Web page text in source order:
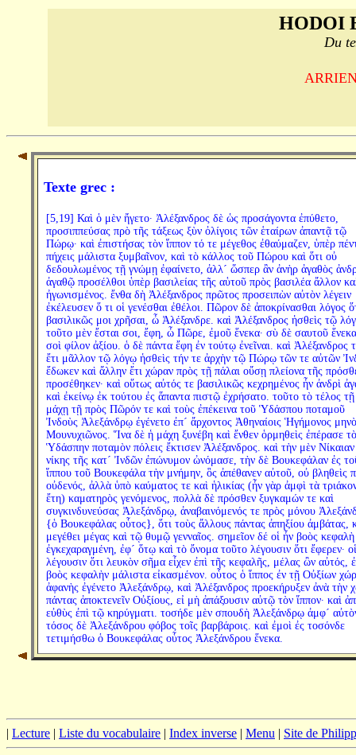
HODOI
Du
Texte grec :
[5,19] Καὶ ὁ μὲν ἤγετο· Ἀλέξανδρος δὲ ὡς προσάγοντα ἐπύθετο,
προσιππεύσας πρὸ τῆς τάξεως ξὺν ὀλίγοις τῶν ἑταίρων ἀπαντᾷ τῷ
Πώρῳ· καὶ ἐπιστήσας τὸν ἵππον τό τε μέγεθος ἐθαύμαζεν, ὑπὲρ
πήχεις μάλιστα ξυμβαῖνον, καὶ τὸ κάλλος τοῦ Πώρου καὶ ὅτι οὐ
δεδουλωμένος τῇ γνώμῃ ἐφαίνετο, ἀλλ´ ὥσπερ ἂν ἀνὴρ ἀγαθὸς
ἀγαθῷ προσέλθοι ὑπὲρ βασιλείας τῆς αὑτοῦ πρὸς βασιλέα ἄλλον
ἠγωνισμένος. ἔνθα δὴ Ἀλέξανδρος πρῶτος προσειπὼν αὐτὸν λέγειν
ἐκέλευσεν ὅ τι οἱ γενέσθαι ἐθέλοι. Πῶρον δὲ ἀποκρίνασθαι λόγος
βασιλικῶς μοι χρῆσαι, ὦ Ἀλέξανδρε. καὶ Ἀλέξανδρος ἡσθεὶς τῷ
τοῦτο μὲν ἔσται σοι, ἔφη, ὦ Πῶρε, ἐμοῦ ἕνεκα· σὺ δὲ σαυτοῦ
σοὶ φίλον ἀξίου. ὁ δὲ πάντα ἔφη ἐν τούτῳ ἐνεῖναι. καὶ Ἀλέξανδρος
ἔτι μᾶλλον τῷ λόγῳ ἡσθεὶς τήν τε ἀρχὴν τῷ Πώρῳ τῶν τε αὐτῶν
ἔδωκεν καὶ ἄλλην ἔτι χώραν πρὸς τῇ πάλαι οὔσῃ πλείονα τῆς
προσέθηκεν· καὶ οὕτως αὐτός τε βασιλικῶς κεχρημένος ἦν ἀνδρὶ
καὶ ἐκείνῳ ἐκ τούτου ἐς ἅπαντα πιστῷ ἐχρήσατο. τοῦτο τὸ τέλος τῇ
μάχῃ τῇ πρὸς Πῶρόν τε καὶ τοὺς ἐπέκεινα τοῦ Ὑδάσπου ποταμοῦ
Ἰνδοὺς Ἀλεξάνδρῳ ἐγένετο ἐπ´ ἄρχοντος Ἀθηναίοις Ἡγήμονος
Μουνυχιῶνος. Ἵνα δὲ ἡ μάχη ξυνέβη καὶ ἔνθεν ὁρμηθεὶς ἐπέρασε
Ὑδάσπην ποταμὸν πόλεις ἔκτισεν Ἀλέξανδρος. καὶ τὴν μὲν Νίκαιαν
νίκης τῆς κατ´ Ἰνδῶν ἐπώνυμον ὠνόμασε, τὴν δὲ Βουκεφάλαν ἐς
ἵππου τοῦ Βουκεφάλα τὴν μνήμην, ὃς ἀπέθανεν αὐτοῦ, οὐ βληθεὶς
οὐδενός, ἀλλὰ ὑπὸ καύματος τε καὶ ἡλικίας (ἦν γὰρ ἀμφὶ τὰ
ἔτη) καματηρὸς γενόμενος, πολλὰ δὲ πρόσθεν ξυγκαμών τε καὶ
συγκινδυνεύσας Ἀλεξάνδρῳ, ἀναβαινόμενός τε πρὸς μόνου
{ὁ Βουκεφάλας οὗτος}, ὅτι τοὺς ἄλλους πάντας ἀπηξίου ἀμβάτας,
μεγέθει μέγας καὶ τῷ θυμῷ γενναῖος. σημεῖον δέ οἱ ἦν βοὸς κεφαλὴ
ἐγκεχαραγμένη, ἐφ´ ὅτῳ καὶ τὸ ὄνομα τοῦτο λέγουσιν ὅτι ἔφερεν·
λέγουσιν ὅτι λευκὸν σῆμα εἶχεν ἐπὶ τῆς κεφαλῆς, μέλας ὢν αὐτός,
βοὸς κεφαλὴν μάλιστα εἰκασμένον. οὗτος ὁ ἵππος ἐν τῇ Οὐξίων
ἀφανὴς ἐγένετο Ἀλεξάνδρῳ, καὶ Ἀλέξανδρος προεκήρυξεν ἀνὰ τὴν
πάντας ἀποκτενεῖν Οὐξίους, εἰ μὴ ἀπάξουσιν αὐτῷ τὸν ἵππον· καὶ
εὐθὺς ἐπὶ τῷ κηρύγματι. τοσήδε μὲν σπουδὴ Ἀλεξάνδρῳ ἀμφ´
τόσος δὲ Ἀλεξάνδρου φόβος τοῖς βαρβάροις. καὶ ἐμοὶ ἐς τοσόνδε
τετιμήσθω ὁ Βουκεφάλας οὗτος Ἀλεξάνδρου ἕνεκα.
| Lecture | Liste du vocabulaire | Index inverse | Menu | Site de